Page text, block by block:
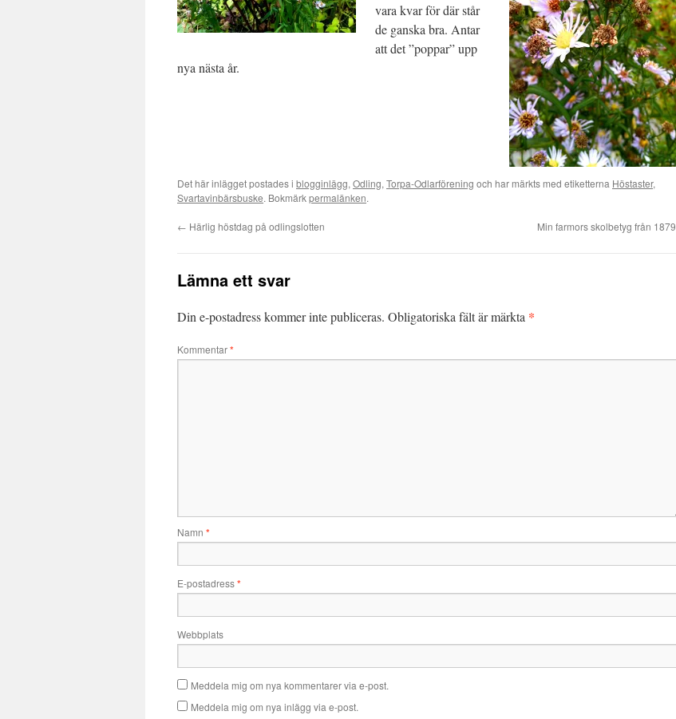
vara kvar för där står
de ganska bra. Antar
att det ”poppar” upp
nya nästa år.
Det här inlägget postades i blogginlägg, Odling, Torpa-Odlarförening och har märkts med etiketterna Höstaster,
Svartavinbärsbuske. Bokmärkpermalänken.
← Härlig höstdag på odlingslotten Min farmors skolbetyg från 1879
Lämna ett svar
Din e-postadress kommer inte publiceras. Obligatoriska fält är märkta *
Kommentar*
Namn *
E-postadress*
Webbplats
Meddela mig om nya kommentarer via e-post.
Meddela mig om nya inlägg via e-post.